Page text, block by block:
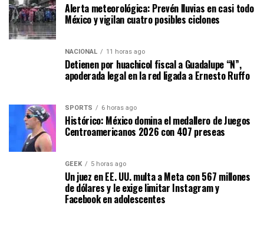
Alerta meteorológica: Prevén lluvias en casi todo
México y vigilan cuatro posibles ciclones
NACIONAL 11 horas ago
Detienen por huachicol fiscal a Guadalupe “N”,
apoderada legal en la red ligada a Ernesto Ruffo
SPORTS 6 horas ago
Histórico: México domina el medallero de Juegos
Centroamericanos 2026 con 407 preseas
GEEK 5 horas ago
Un juez en EE. UU. multa a Meta con 567 millones
de dólares y le exige limitar Instagram y
Facebook en adolescentes